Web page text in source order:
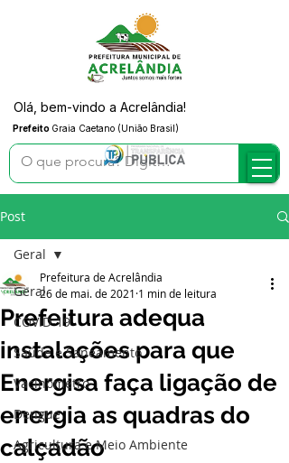
Prefeito Graia Caetano (União Brasil)
Olá, bem-vindo a Acrelândia!
Post
Geral
COVID-19
Saúde e Saneamento
Vacinômetro
Dengue
Agricultura e Meio Ambiente
Geral
Prefeitura adequa
instalações para que
Energisa faça ligação de
energia as quadras do
calçadão
Prefeitura de Acrelândia
26 de mai. de 2021 1 min de leitura